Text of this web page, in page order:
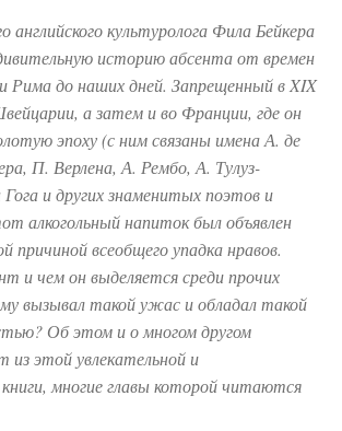
английского культуролога Фила Бейкера
историю абсента от времен
Рима до наших дней. Запрещенный в XIX
а затем и во Франции, где он
эпоху (с ним связаны имена А. де
П. Верлена, А. Рембо, А. Тулуз-
и других знаменитых поэтов и
алкогольный напиток был объявлен
причиной всеобщего упадка нравов.
и чем он выделяется среди прочих
вызывал такой ужас и обладал такой
Об этом и о многом другом
из этой увлекательной и
многие главы которой читаются